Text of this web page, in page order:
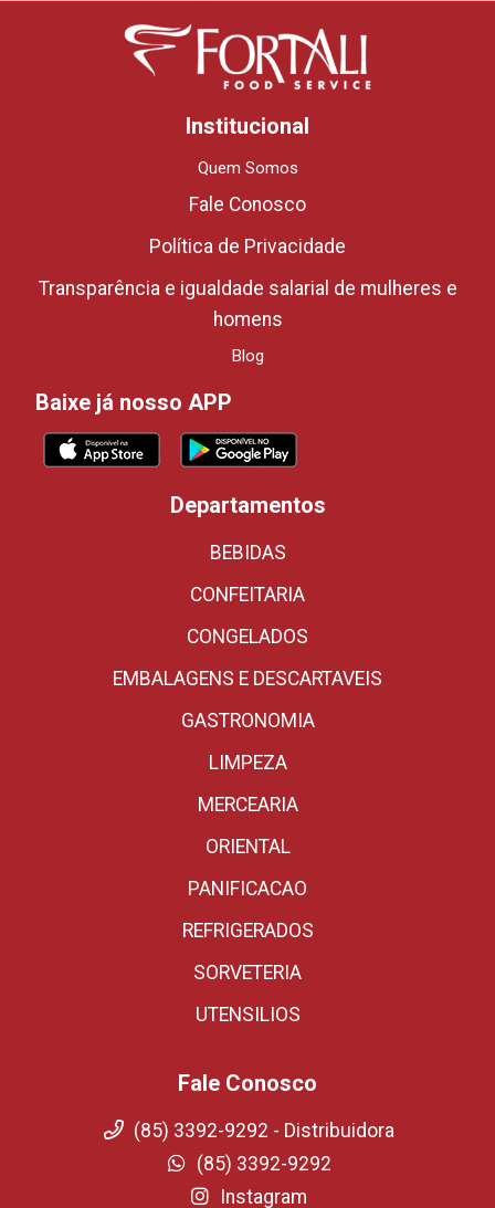
Institucional
Quem Somos
Fale Conosco
Política de Privacidade
Transparência e igualdade salarial de mulheres e
homens
Blog
Baixe já nosso APP
Departamentos
BEBIDAS
CONFEITARIA
CONGELADOS
EMBALAGENS E DESCARTAVEIS
GASTRONOMIA
LIMPEZA
MERCEARIA
ORIENTAL
PANIFICACAO
REFRIGERADOS
SORVETERIA
UTENSILIOS
Fale Conosco
(85) 3392-9292 - Distribuidora
(85) 3392-9292
Instagram